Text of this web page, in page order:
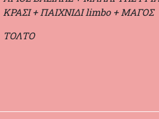
ΚΡΑΣΙ + ΠΑΙΧΝΙΔΙ limbo + ΜΑΓΟΣ
ΤΟΛΤΟ